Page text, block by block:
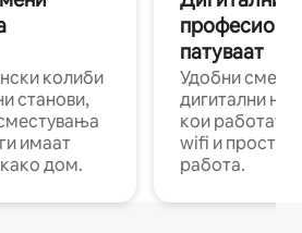
колиби
станови,
имаат
дом.
патуваат
Удобни
дигитални
кои работат
wifi и
работа.